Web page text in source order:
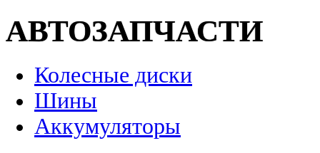
АВТОЗАПЧАСТИ
Колесные диски
Шины
Аккумуляторы